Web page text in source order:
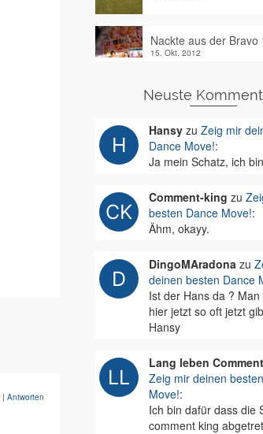
| Antworten
Nackte aus der Bravo
15. Okt. 2012
Neuste
Hansyzu Zeig mir
Dance Move!:
Ja mein Schatz, ich
Comment-king zu
besten Dance Move!:
Ähm, okayy.
DingoMAradonazu
deinen besten Dance
Ist der Hans da ?
hier jetzt so oft jetzt
Hansy
Lang leben
Zeig mir deinen
Move!:
Ich bin dafür dass die
comment king